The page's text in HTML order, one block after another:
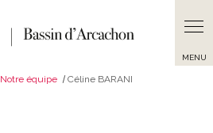
Notre équipe Céline BARANI